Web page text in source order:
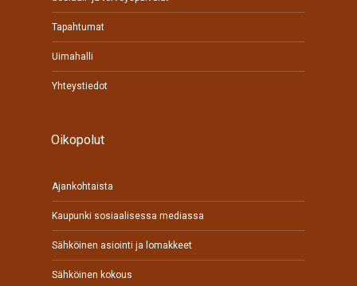
Tapahtumat
Uimahalli
Yhteystiedot
Oikopolut
Ajankohtaista
Kaupunki sosiaalisessa mediassa
Sähköinen asiointi ja lomakkeet
Sähköinen kokous